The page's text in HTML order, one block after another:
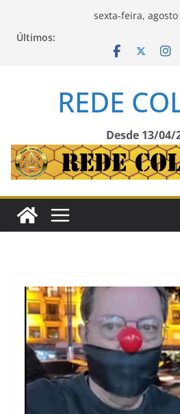
sexta-feira, agosto
Últimos:
REDE
Desde 13/04/